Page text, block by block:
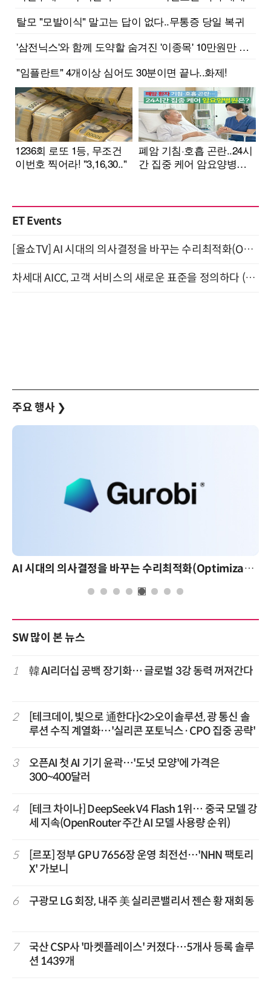
ET Events
[올쇼TV] AI 시대의 의사결정을 바꾸는 수리최적화(Optimization) 소개 (8/20 생방송)
차세대 AICC, 고객 서비스의 새로운 표준을 정의하다 (9/9)
주요 행사 ❯
AI 시대의 의사결정을 바꾸는 수리최적화(Optimization): 실제 산업 적용 사례와 활용 전략 AI 핀옵스 실전 세미나
SW 많이 본 뉴스
1 韓 AI리더십 공백 장기화… 글로벌 3강 동력 꺼져간다
2
[테크데이, 빛으로 通한다]<2>오이솔루션, 광 통신 솔
루션 수직 계열화…'실리콘 포토닉스·CPO 집중 공략'
3
오픈AI 첫 AI 기기 윤곽…'도넛 모양'에 가격은
300~400달러
4
[테크 차이나] DeepSeek V4 Flash 1위… 중국 모델 강
세 지속(OpenRouter 주간 AI 모델 사용량 순위)
5
[르포] 정부 GPU 7656장 운영 최전선…'NHN 팩토리
X' 가보니
6 구광모 LG 회장, 내주 美 실리콘밸리서 젠슨 황 재회동
7
국산 CSP사 '마켓플레이스' 커졌다…5개사 등록 솔루
션 1439개